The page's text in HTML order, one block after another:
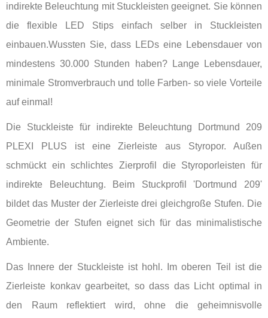
indirekte Beleuchtung mit Stuckleisten geeignet. Sie können
die flexible LED Stips einfach selber in Stuckleisten
einbauen.Wussten Sie, dass LEDs eine Lebensdauer von
mindestens 30.000 Stunden haben? Lange Lebensdauer,
minimale Stromverbrauch und tolle Farben- so viele Vorteile
auf einmal!
Die Stuckleiste für indirekte Beleuchtung Dortmund 209
PLEXI PLUS ist eine Zierleiste aus Styropor. Außen
schmückt ein schlichtes Zierprofil die Styroporleisten für
indirekte Beleuchtung. Beim Stuckprofil 'Dortmund 209'
bildet das Muster der Zierleiste drei gleichgroße Stufen. Die
Geometrie der Stufen eignet sich für das minimalistische
Ambiente.
Das Innere der Stuckleiste ist hohl. Im oberen Teil ist die
Zierleiste konkav gearbeitet, so dass das Licht optimal in
den Raum reflektiert wird, ohne die geheimnisvolle